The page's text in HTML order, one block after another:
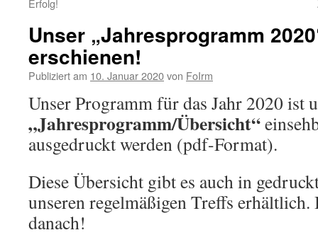
Erfolg!
Unser „Jahresprogramm
erschienen!
Publiziert am 10. Januar 2020von FoIrm
Unser Programm für das Jahr 2020 ist
„Jahresprogramm/Übersicht“
ausgedruckt werden (pdf-Format).
Diese Übersicht gibt es auch in
unseren regelmäßigen Treffs erhältlich.
danach!